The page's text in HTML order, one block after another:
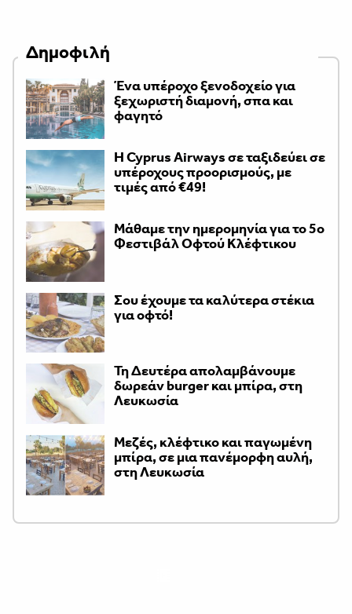
Δημοφιλή
Ένα υπέροχο ξενοδοχείο για
ξεχωριστή διαμονή, σπα και
φαγητό
H Cyprus Airways σε ταξιδεύει σε
υπέροχους προορισμούς, με
τιμές από €49!
Μάθαμε την ημερομηνία για το 5ο
Φεστιβάλ Οφτού Κλέφτικου
Σου έχουμε τα καλύτερα στέκια
για οφτό!
Τη Δευτέρα απολαμβάνουμε
δωρεάν burger και μπίρα, στη
Λευκωσία
Μεζές, κλέφτικο και παγωμένη
μπίρα, σε μια πανέμορφη αυλή,
στη Λευκωσία